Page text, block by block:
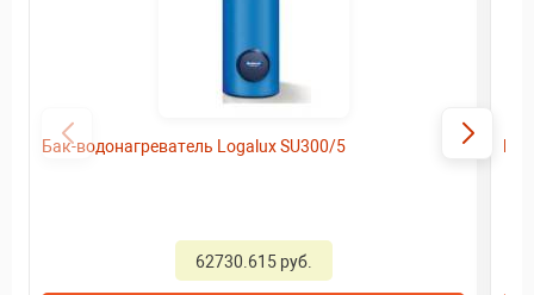
Бак-водонагреватель Logalux SU300/5
62730.615 руб.